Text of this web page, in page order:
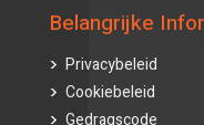
Belangrijke
Privacybeleid
Cookiebeleid